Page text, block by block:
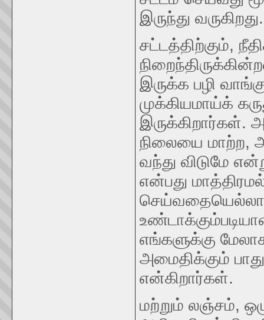
இருந்து வருகிறது.
சட்டத்திற்கும்,
இருக்க பழி
முக்கியமாய்க்
இருக்கிறார்கள்.
நிலையை மாற்ற,
வந்து விடுமே
என்பது
எங்களுக்கு
அமைதிக்கும்
என்கிறார்கள்.
மற்றும் லஞ்சம்,